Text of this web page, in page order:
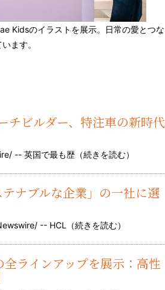
Kidsのイラストを展示。日常の愛とつな
ます。
ビルダー、特注車の新時代
-- 英国で最も歴（続きを読む）
ナブルな企業」の一社に選
-- HCL（続きを読む）
ラインアップを展示：高性